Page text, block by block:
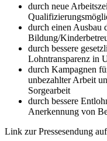
durch neue
durch einen Ausbau
Bildung/
durch bessere
Lohntransparenz in
durch Kampagnen
unbezahlter Arbeit
Sorgearbeit
durch bessere
Anerkennung von
Link zur Pressesendung